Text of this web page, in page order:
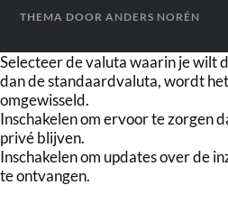
THEMA DOORANDERS NORÉN
Selecteer de valuta waarin je wilt
dan de standaardvaluta, wordt
omgewisseld.
Inschakelen om ervoor te zorgen
privé blijven.
Inschakelen om updates over de
te ontvangen.